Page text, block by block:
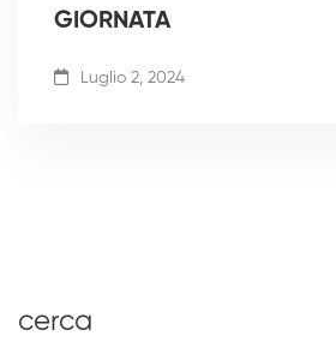
GIORNATA
Luglio 2, 2024
cerca